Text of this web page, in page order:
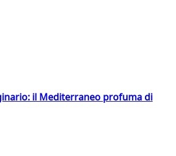
il Mediterraneo profuma di